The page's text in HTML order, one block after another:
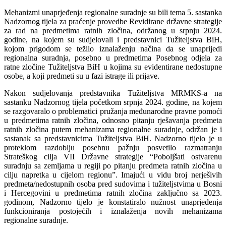
Mehanizmi unaprjeđenja regionalne suradnje su bili tema 5. sastanka
Nadzornog tijela za praćenje provedbe Revidirane državne strategije
za rad na predmetima ratnih zločina, održanog u srpnju 2024.
godine, na kojem su sudjelovali i predstavnici Tužiteljstva BiH,
kojom prigodom se težilo iznalaženju načina da se unaprijedi
regionalna suradnja, posebno u predmetima Posebnog odjela za
ratne zločine Tužiteljstva BiH u kojima su evidentirane nedostupne
osobe, a koji predmeti su u fazi istrage ili prijave.
Nakon sudjelovanja predstavnika Tužiteljstva MRMKS-a na
sastanku Nadzornog tijela početkom srpnja 2024. godine, na kojem
se razgovaralo o problematici pružanja međunarodne pravne pomoći
u predmetima ratnih zločina, odnosno pitanju rješavanja predmeta
ratnih zločina putem mehanizama regionalne suradnje, održan je i
sastanak sa predstavnicima Tužiteljstva BiH. Nadzorno tijelo je u
proteklom razdoblju posebnu pažnju posvetilo razmatranju
Strateškog cilja VII Državne strategije “Poboljšati ostvarenu
suradnju sa zemljama u regiji po pitanju predmeta ratnih zločina u
cilju napretka u cijelom regionu”. Imajući u vidu broj nerješivih
predmeta/nedostupnih osoba pred sudovima i tužiteljstvima u Bosni
i Hercegovini u predmetima ratnih zločina zaključno sa 2023.
godinom, Nadzorno tijelo je konstatiralo nužnost unaprjeđenja
funkcioniranja postojećih i iznalaženja novih mehanizama
regionalne suradnje.